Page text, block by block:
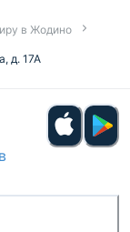
в Жодино
д. 17А